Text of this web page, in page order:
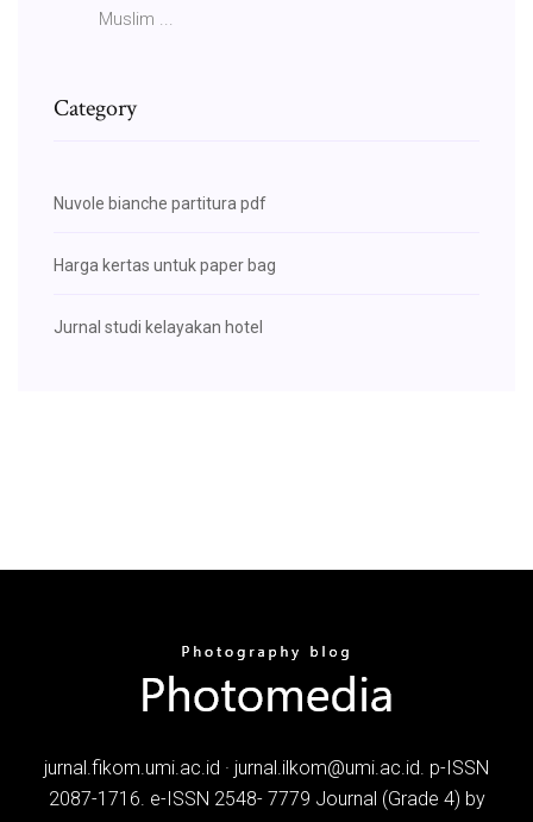
Muslim ...
Category
Nuvole bianche partitura pdf
Harga kertas untuk paper bag
Jurnal studi kelayakan hotel
jurnal.fikom.umi.ac.id · jurnal.ilkom@umi.ac.id. p-ISSN
2087-1716. e-ISSN 2548- 7779 Journal (Grade 4) by